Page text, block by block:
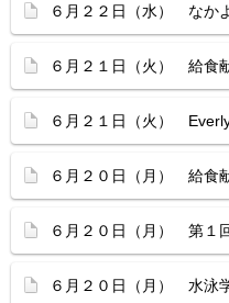
６月２２日（水） なか
６月２１日（火） 給食
６月２１日（火）
６月２０日（月） 給食
６月２０日（月） 第１
６月２０日（月） 水泳